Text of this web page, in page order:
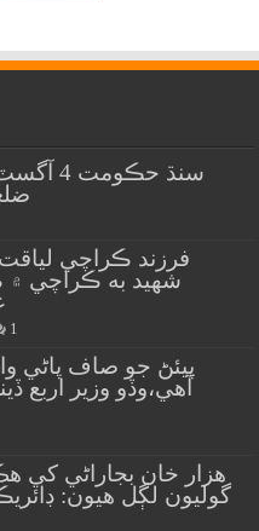
سنڌ
شهيد به ڪراچي ۾
1
پيئڻ جو صاف پاڻي
آهي،وڏو وزير
گوليون لڳل هيون: